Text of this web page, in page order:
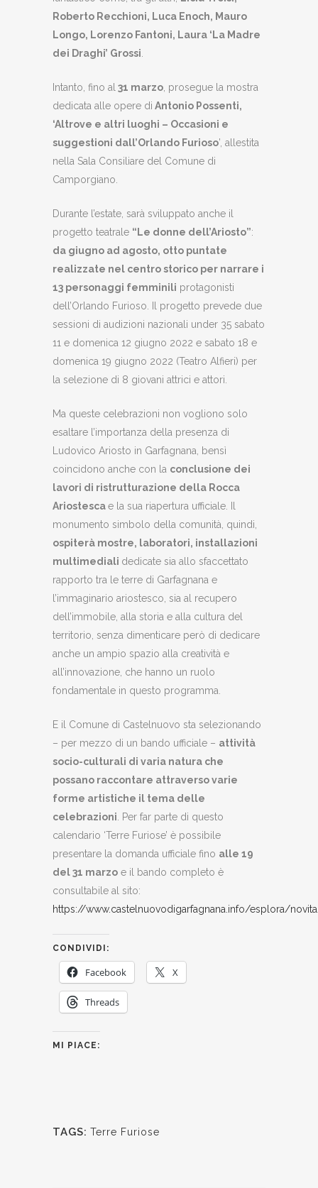
Roberto Recchioni, Luca Enoch, Mauro
Longo, Lorenzo Fantoni, Laura ‘La Madre
dei Draghi’ Grossi
Intanto, fino al 31 marzo , prosegue la mostra
dedicata alle opere di Antonio Possenti,
‘Altrove e altri luoghi – Occasioni e
suggestioni dall’Orlando Furioso’, allestita
nella Sala Consiliare del Comune di
Camporgiano.
Durante l’estate, sarà sviluppato anche il
progetto teatrale “Le donne dell’Ariosto”:
da giugno ad agosto, otto puntate
realizzate nel centro storico per narrare i
13 personaggi femminili protagonisti
dell’Orlando Furioso. Il progetto prevede due
sessioni di audizioni nazionali under 35 sabato
11 e domenica 12 giugno 2022 e sabato 18 e
domenica 19 giugno 2022 (Teatro Alfieri) per
la selezione di 8 giovani attrici e attori.
Ma queste celebrazioni non vogliono solo
esaltare l’importanza della presenza di
Ludovico Ariosto in Garfagnana, bensì
coincidono anche con la conclusione dei
lavori di ristrutturazione della Rocca
Ariostescae la sua riapertura ufficiale. Il
monumento simbolo della comunità, quindi,
ospiterà mostre, laboratori, installazioni
multimediali dedicate sia allo sfaccettato
rapporto tra le terre di Garfagnana e
l’immaginario ariostesco, sia al recupero
dell’immobile, alla storia e alla cultura del
territorio, senza dimenticare però di dedicare
anche un ampio spazio alla creatività e
all’innovazione, che hanno un ruolo
fondamentale in questo programma.
E il Comune di Castelnuovo sta selezionando
– per mezzo di un bando ufficiale – attività
socio-culturali di varia natura che
possano raccontare attraverso varie
forme artistiche il tema delle
celebrazioni . Per far parte di questo
calendario ‘Terre Furiose’ è possibile
presentare la domanda ufficiale fino alle 19
del 31 marzo e il bando completo è
consultabile al sito:
https://www.castelnuovodigarfagnana.info/esplora/
CONDIVIDI:
Facebook X
Threads
MI PIACE:
TAGS: Terre Furiose